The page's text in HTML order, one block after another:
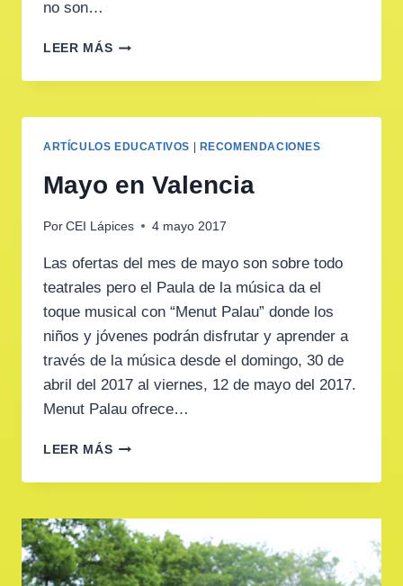
no son…
LEER MÁSASÍ
SUS
ARTÍCULOS EDUCATIVOS RECOMENDACIONES
Mayo en Valencia
Por CEI Lápices 4 mayo 2017
Las ofertas del mes de mayo son sobre todo
teatrales pero el Paula de la música da el
toque musical con “Menut Palau” donde los
niños y jóvenes podrán disfrutar y aprender a
través de la música desde el domingo, 30 de
abril del 2017 al viernes, 12 de mayo del 2017.
Menut Palau ofrece…
LEER MÁSMAYO
VALENCIA